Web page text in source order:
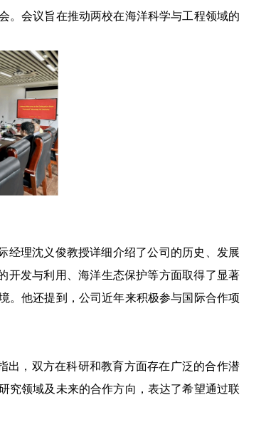
。会议旨在推动两校在海洋科学与工程领域的
经理沈义俊教授详细介绍了公司的历史、发展
开发与利用、海洋生态保护等方面取得了显著
。他还提到，公司近年来积极参与国际合作项
出，双方在科研和教育方面存在广泛的合作潜
究领域及未来的合作方向，表达了希望通过联